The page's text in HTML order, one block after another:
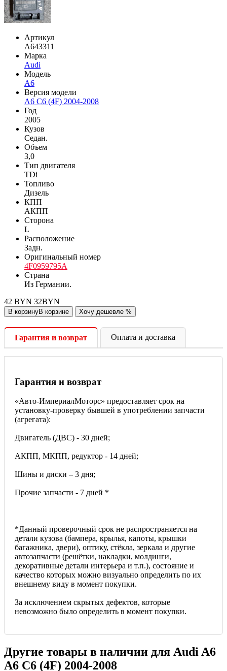
Артикул
A643311
Марка
Audi
Модель
A6
Версия модели
A6 C6 (4F) 2004-2008
Год
2005
Кузов
Седан.
Объем
3,0
Тип двигателя
TDi
Топливо
Дизель
КПП
АКПП
Сторона
L
Расположение
Задн.
Оригинальный номер
4F0959795A
Cтрана
Из Германии.
42 BYN 32BYN
В корзинуВ корзине Хочу дешевле %
Гарантия и возврат Оплата и доставка
Гарантия и возврат
«Авто-ИмпериалМоторс» предоставляет срок на
установку-проверку бывшей в употреблении запчасти
(агрегата):
Двигатель (ДВС) - 30 дней;
АКПП, МКПП, редуктор - 14 дней;
Шины и диски – 3 дня;
Прочие запчасти - 7 дней *
*Данный проверочный срок не распространяется на
детали кузова (бампера, крылья, капоты, крышки
багажника, двери), оптику, стёкла, зеркала и другие
автозапчасти (решётки, накладки, молдинги,
декоративные детали интерьера и т.п.), состояние и
качество которых можно визуально определить по их
внешнему виду в момент покупки.
За исключением скрытых дефектов, которые
невозможно было определить в момент покупки.
Другие товары в наличии для Audi A6
A6 C6 (4F) 2004-2008